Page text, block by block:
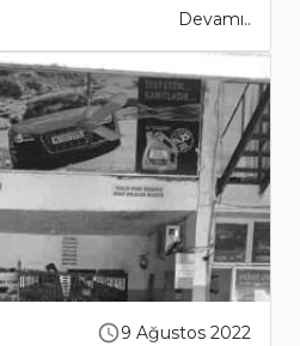
Devamı..
9 Ağustos 2022